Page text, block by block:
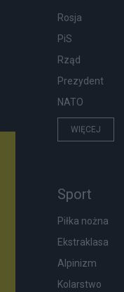
Rosja
PiS
Rząd
Prezydent
NATO
WIĘCEJ
Sport
Piłka nożna
Ekstraklasa
Alpinizm
Kolarstwo